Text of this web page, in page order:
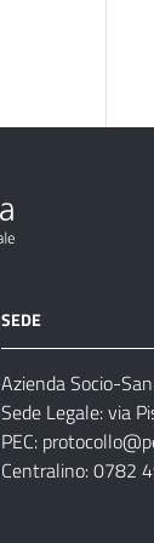
SEDE
Azienda Socio-
Sede Legale: via
PEC:
Centralino: 0782